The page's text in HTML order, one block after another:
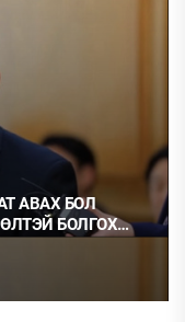
АВАХ БОЛ
БОЛГОХ